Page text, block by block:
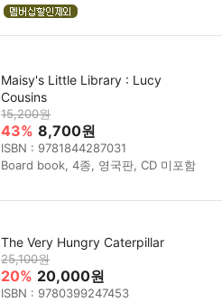
Maisy's Little Library : Lucy
Cousins
15,200원
43% 8,700원
ISBN : 9781844287031
Board book, 4종, 영국판, CD 미포함
The Very Hungry Caterpillar
25,100원
20% 20,000원
ISBN : 9780399247453